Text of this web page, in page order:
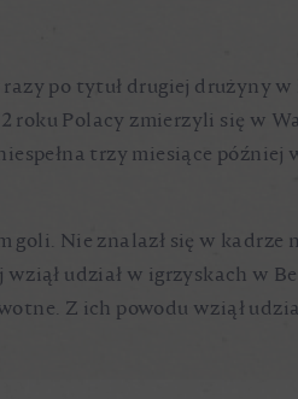
po tytuł drugiej drużyny
roku Polacy zmierzyli się w
trzy miesiące później
goli. Nie znalazł się w
udział w igrzyskach w
Z ich powodu wziął